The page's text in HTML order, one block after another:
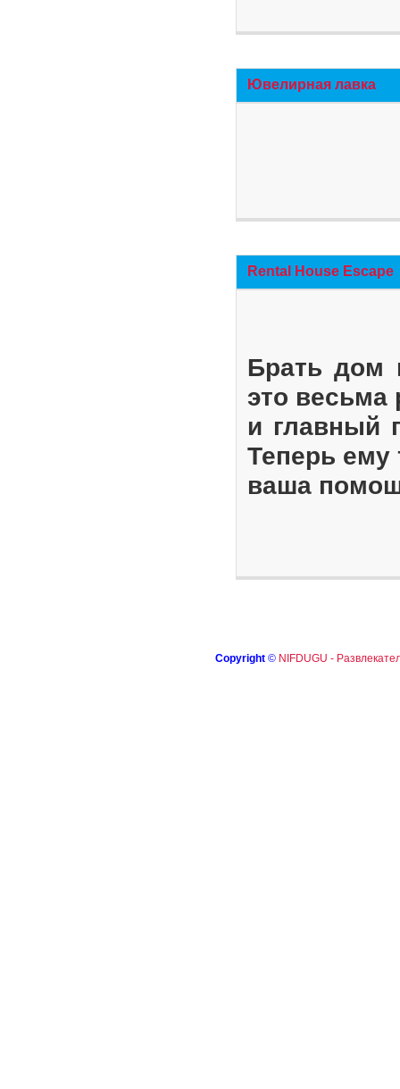
Ювелирная лавка
Rental House Escape
Брать дом
это весьма
и главный
Теперь ему
ваша
Copyright © NIFDUGU -